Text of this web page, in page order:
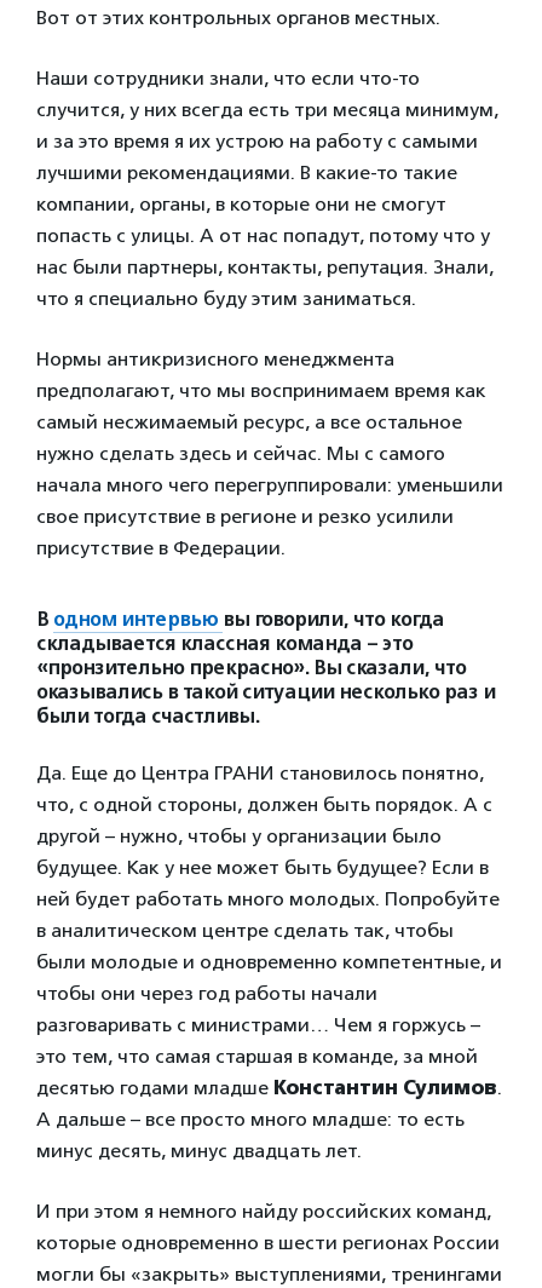
Вот от этих контрольных органов местных.
Наши сотрудники знали, что если что-то
случится, у них всегда есть три месяца минимум,
и за это время я их устрою на работу с самыми
лучшими рекомендациями. В какие-то такие
компании, органы, в которые они не смогут
попасть с улицы. А от нас попадут, потому что у
нас были партнеры, контакты, репутация. Знали,
что я специально буду этим заниматься.
Нормы антикризисного менеджмента
предполагают, что мы воспринимаем время как
самый несжимаемый ресурс, а все остальное
нужно сделать здесь и сейчас. Мы с самого
начала много чего перегруппировали: уменьшили
свое присутствие в регионе и резко усилили
присутствие в Федерации.
В одном интервью вы говорили, что когда
складывается классная команда – это
«пронзительно прекрасно». Вы сказали, что
оказывались в такой ситуации несколько раз и
были тогда счастливы.
Да. Еще до Центра ГРАНИ становилось понятно,
что, с одной стороны, должен быть порядок. А с
другой – нужно, чтобы у организации было
будущее. Как у нее может быть будущее? Если в
ней будет работать много молодых. Попробуйте
в аналитическом центре сделать так, чтобы
были молодые и одновременно компетентные, и
чтобы они через год работы начали
разговаривать с министрами… Чем я горжусь –
это тем, что самая старшая в команде, за мной
десятью годами младше Константин Сулимов.
А дальше – все просто много младше: то есть
минус десять, минус двадцать лет.
И при этом я немного найду российских команд,
которые одновременно в шести регионах России
могли бы «закрыть» выступлениями, тренингами